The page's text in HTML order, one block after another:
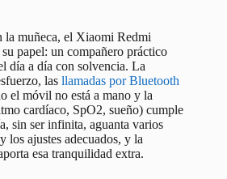
la muñeca, el Xiaomi Redmi
papel: un compañero práctico
día a día con solvencia. La
las llamadas por Bluetooth
el móvil no está a mano y la
cardíaco, SpO2, sueño) cumple
sin ser infinita, aguanta varios
los ajustes adecuados, y la
esa tranquilidad extra.